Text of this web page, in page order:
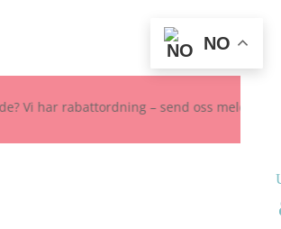
har rabattordning – send oss melding
NO